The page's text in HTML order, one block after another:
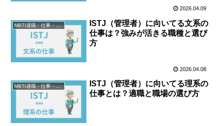
2026.04.09
MBTI適職・仕事・資格
ISTJ（管理者）に向いてる文系の
仕事は？強みが活きる職種と選び
方
2026.04.08
MBTI適職・仕事・資格
ISTJ（管理者）に向いてる理系の
仕事とは？適職と職場の選び方